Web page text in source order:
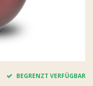
BEGRENZT VERFÜGBAR